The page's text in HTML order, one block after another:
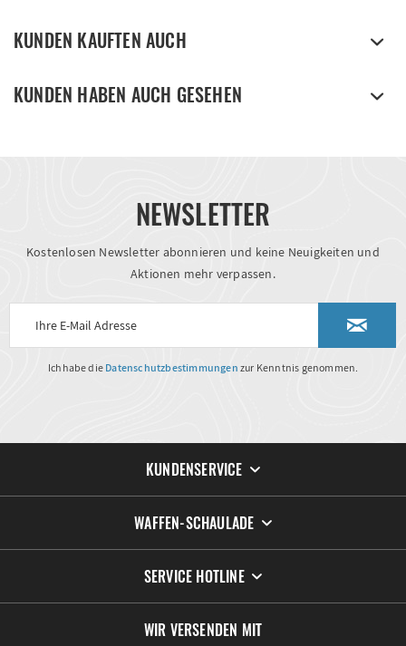
KUNDEN KAUFTEN AUCH
KUNDEN HABEN AUCH GESEHEN
NEWSLETTER
Kostenlosen Newsletter abonnieren und keine Neuigkeiten und
Aktionen mehr verpassen.
Ich habe die Datenschutzbestimmungen zur Kenntnis genommen.
KUNDENSERVICE
WAFFEN-SCHAULADE
SERVICE HOTLINE
WIR VERSENDEN MIT